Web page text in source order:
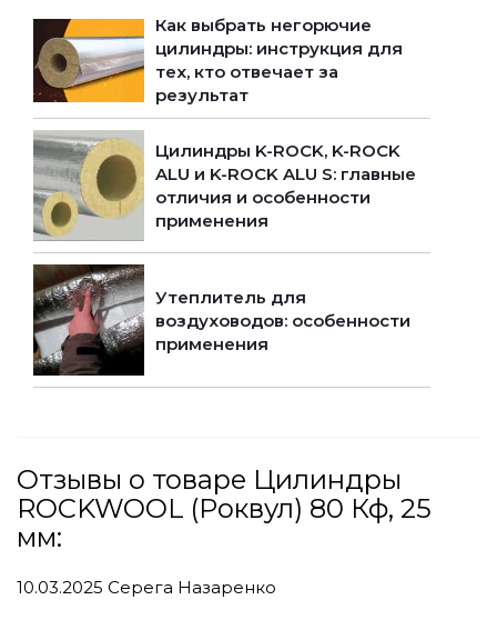
Как выбрать негорючие
цилиндры: инструкция для
тех, кто отвечает за
результат
Цилиндры K-ROCK, K-ROCK
ALU и K-ROCK ALU S: главные
отличия и особенности
применения
Утеплитель для
воздуховодов: особенности
применения
Отзывы о товаре Цилиндры
ROCKWOOL (Роквул) 80 Кф, 25
мм:
10.03.2025 Серега Назаренко